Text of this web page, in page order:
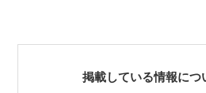
掲載している情報につ